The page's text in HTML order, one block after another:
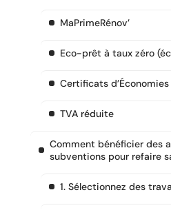
MaPrimeRénov’
Eco-prêt à taux zéro
Certificats d’Économies
TVA réduite
Comment bénéficier des
subventions pour refaire
1. Sélectionnez des